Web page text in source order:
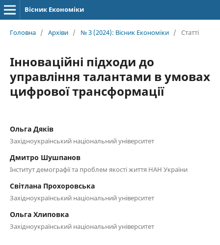
Вісник Економіки
Головна / Архіви / № 3 (2024): Вісник Економіки / Статті
Інноваційні підходи до
управління талантами в умовах
цифрової трансформації
Ольга Дяків
Західноукраїнський національний університет
Дмитро Шушпанов
Інститут демографії та проблем якості життя НАН України
Світлана Прохоровська
Західноукраїнський національний університет
Ольга Хлиповка
Західноукраїнський національний університет